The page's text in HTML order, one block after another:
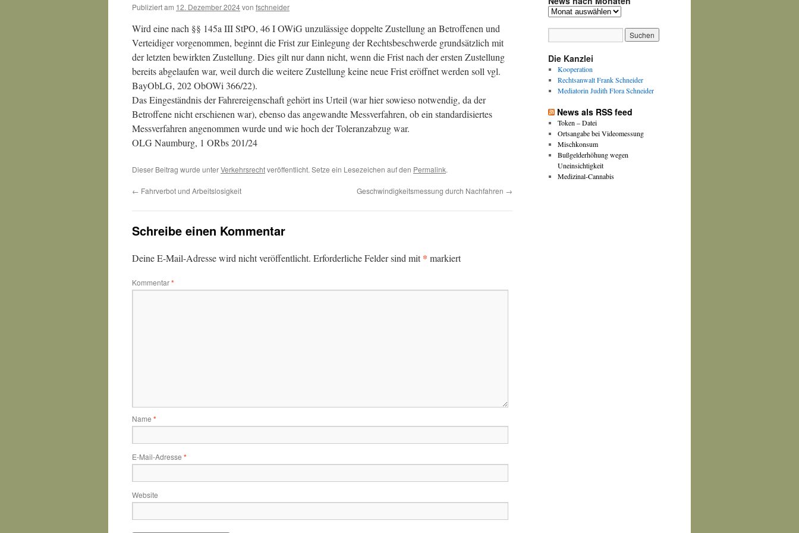
Publiziert am 12. Dezember 2024von fschneider
Wird eine nach §§ 145a III StPO, 46 I OWiG unzulässige doppelte Zustellung an Betroffenen und
Verteidiger vorgenommen, beginnt die Frist zur Einlegung der Rechtsbeschwerde grundsätzlich mit
der letzten bewirkten Zustellung. Dies gilt nur dann nicht, wenn die Frist nach der ersten Zustellung
bereits abgelaufen war, weil durch die weitere Zustellung keine neue Frist eröffnet werden soll vgl.
BayObLG, 202 ObOWi 366/22).
Das Eingeständnis der Fahrereigenschaft gehört ins Urteil (war hier sowieso notwendig, da der
Betroffene nicht erschienen war), ebenso das angewandte Messverfahren, ob ein standardisiertes
Messverfahren angenommen wurde und wie hoch der Toleranzabzug war.
OLG Naumburg, 1 ORbs 201/24
Dieser Beitrag wurde unterVerkehrsrechtveröffentlicht. Setze ein Lesezeichen auf den Permalink.
← Fahrverbot und Arbeitslosigkeit Geschwindigkeitsmessung durch Nachfahren →
Schreibe einen Kommentar
Deine E-Mail-Adresse wird nicht veröffentlicht. Erforderliche Felder sind mit* markiert
Kommentar*
Name *
E-Mail-Adresse *
Website
News
Die Kanzlei
Kooperation
Rechtsanwalt Frank Schneider
Mediatorin Judith Flora Schneider
News als RSS feed
Token – Datei
Ortsangabe bei Videomessung
Mischkonsum
Bußgelderhöhung wegen
Uneinsichtigkeit
Medizinal-Cannabis